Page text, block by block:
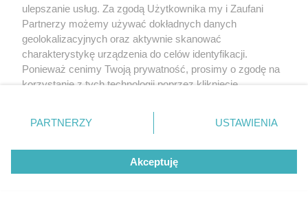
ulepszanie usług. Za zgodą Użytkownika my i Zaufani
Partnerzy możemy używać dokładnych danych
geolokalizacyjnych oraz aktywnie skanować
charakterystykę urządzenia do celów identyfikacji.
Ponieważ cenimy Twoją prywatność, prosimy o zgodę na
korzystanie z tych technologii poprzez kliknięcie
zmienić/wycofać klikając przycisk ustawień prywatności
znajdujący się w lewym dolnym rogu strony
rodzaje przetwarzania danych nie wymagają zgody
użytkownika, ale masz prawo sprzeciwić się takiemu
przetwarzaniu. Preferencje będą miały zastosowanie tylko
PARTNERZY USTAWIENIA
Akceptuję